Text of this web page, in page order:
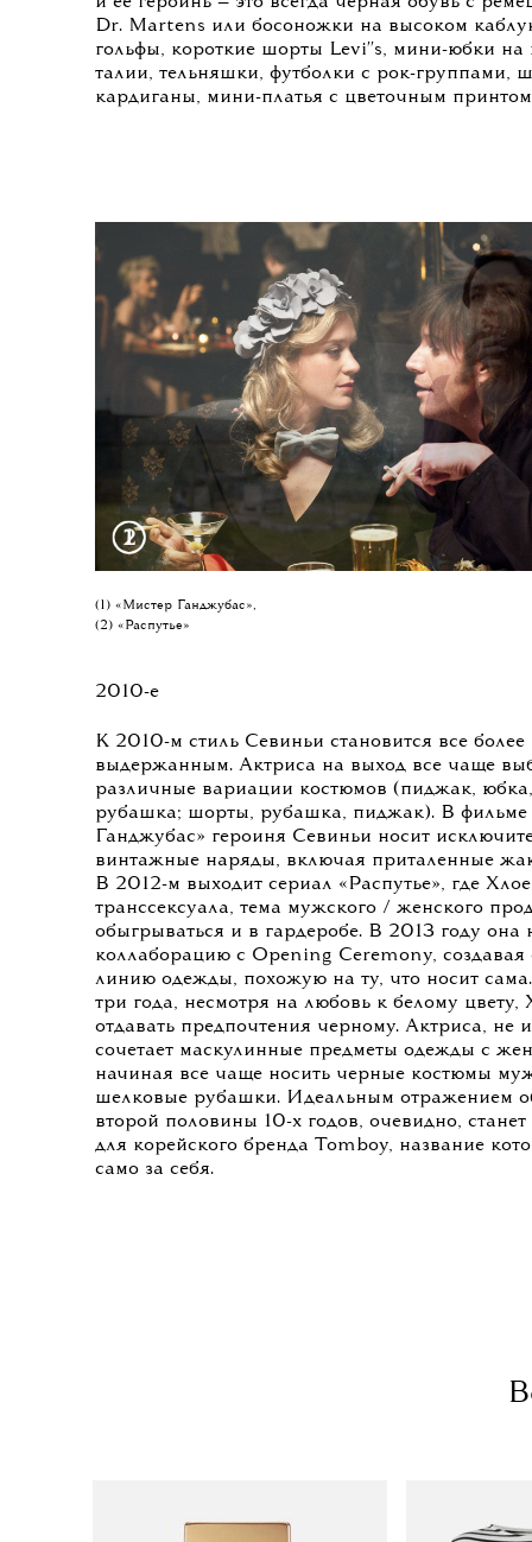
Dr. Martens или босоножки на высоком
гольфы, короткие шорты Levi''s, мини-юбки на
талии, тельняшки, футболки с рок-группами,
кардиганы, мини-платья с цветочным
(1) «Мистер Ганджубас»,
(2) «Распутье»
2010-е
К 2010-м стиль Севиньи становится все более
выдержанным. Актриса на выход все чаще
различные вариации костюмов (пиджак,
рубашка; шорты, рубашка, пиджак). В фильме
Ганджубас» героиня Севиньи носит
винтажные наряды, включая приталенные
В 2012-м выходит сериал «Распутье», где Хлое
транссексуала, тема мужского / женского
обыгрываться и в гардеробе. В 2013 году она
коллаборацию с Opening Ceremony, создавая
линию одежды, похожую на ту, что носит
три года, несмотря на любовь к белому цвету,
отдавать предпочтения черному. Актриса, не
сочетает маскулинные предметы одежды с
начиная все чаще носить черные костюмы
шелковые рубашки. Идеальным отражением
второй половины 10-х годов, очевидно, станет
для корейского бренда Tomboy, название
само за себя.